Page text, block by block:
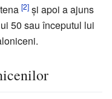
[2] şi apoi a ajuns
50 sau începutul lui